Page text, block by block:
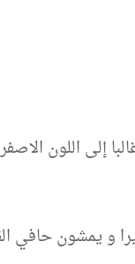
إلى اللون
و يمشون حافي